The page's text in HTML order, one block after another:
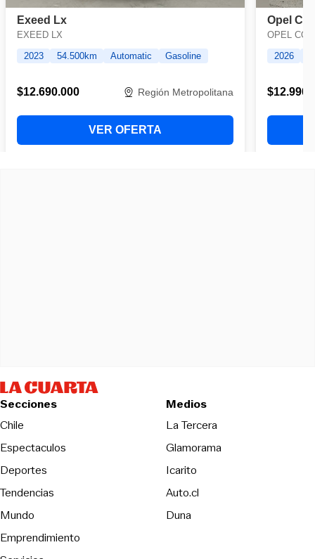
Secciones
Chile
Espectaculos
Deportes
Tendencias
Mundo
Emprendimiento
Medios
La TerceraOpens in new
Glamorama
Icarito
Auto.cl
DunaOpens in new window